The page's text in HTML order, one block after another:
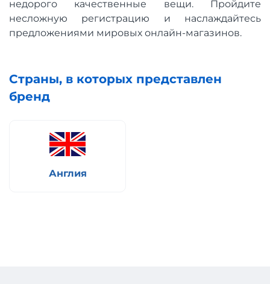
недорого качественные вещи. Пройдите
несложную регистрацию и наслаждайтесь
предложениями мировых онлайн-магазинов.
Страны, в которых представлен
бренд
Англия